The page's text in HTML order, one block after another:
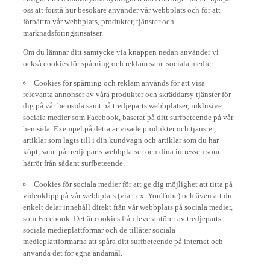
oss att förstå hur besökare använder vår webbplats och för att
förbättra vår webbplats, produkter, tjänster och
marknadsföringsinsatser.
Om du lämnar ditt samtycke via knappen nedan använder vi
också cookies för spårning och reklam samt sociala medier:
Cookies för spårning och reklam används för att visa
relevanta annonser av våra produkter och skräddarsy tjänster för
dig på vår hemsida samt på tredjeparts webbplatser, inklusive
sociala medier som Facebook, baserat på ditt surfbeteende på vår
hemsida. Exempel på detta är visade produkter och tjänster,
artiklar som lagts till i din kundvagn och artiklar som du har
köpt, samt på tredjeparts webbplatser och dina intressen som
härrör från sådant surfbeteende.
Cookies för sociala medier för att ge dig möjlighet att titta på
videoklipp på vår webbplats (via t.ex. YouTube) och även att du
enkelt delar innehåll direkt från vår webbplats på sociala medier,
som Facebook. Det är cookies från leverantörer av tredjeparts
sociala medieplattformar och de tillåter sociala
medieplattformarna att spåra ditt surfbeteende på internet och
använda det för egna ändamål.